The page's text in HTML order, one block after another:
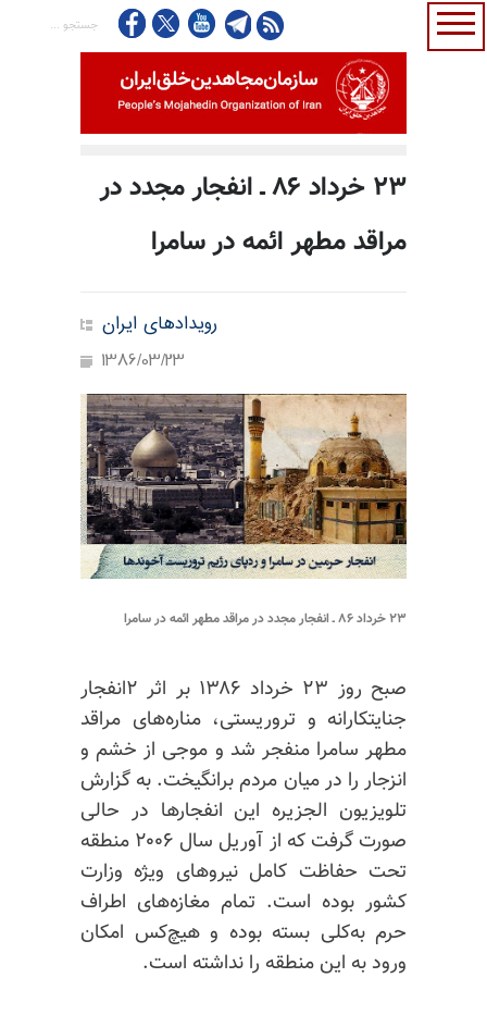
۲۳ خرداد ۸۶ ـ انفجار مجدد در
مراقد مطهر ائمه در سامرا
رویدادهای ایران
1386/03/23
۲۳ خرداد ۸۶ ـ انفجار مجدد در مراقد مطهر ائمه در سامرا
صبح روز ۲۳ خرداد ۱۳۸۶ بر اثر ۲انفجار
جنایتکارانه و تروریستی، مناره‌های مراقد
مطهر سامرا منفجر شد و موجی از خشم و
انزجار را در میان مردم برانگیخت. به گزارش
تلویزیون الجزیره این انفجارها در حالی
صورت گرفت که از آوریل سال ۲۰۰۶ منطقه
تحت حفاظت کامل نیروهای ویژه وزارت
کشور بوده است. تمام مغازه‌های اطراف
حرم به‌کلی بسته بوده و هیچ‌کس امکان
ورود به این منطقه را نداشته است.